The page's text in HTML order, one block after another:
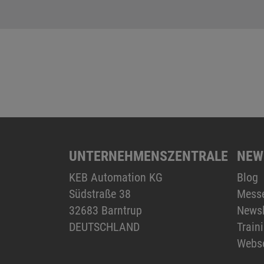
UNTERNEHMENSZENTRALE
KEB Automation KG
Südstraße 38
32683 Barntrup
DEUTSCHLAND
Blog